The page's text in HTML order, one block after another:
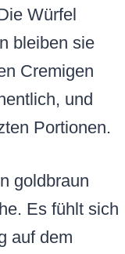
Würfel
bleiben sie
Cremigen
und
Portionen.
goldbraun
Es fühlt sich
auf dem